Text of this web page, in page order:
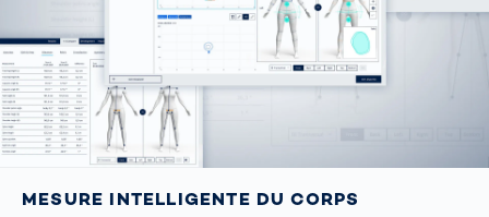
MESURE INTELLIGENTE DU CORPS